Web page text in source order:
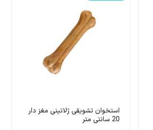
استخوان تشویقی ژلاتینی مغز دار
20 سانتی متر